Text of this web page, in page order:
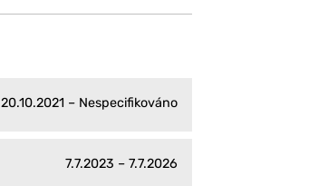
20.10.2021 – Nespecifikováno
7.7.2023 – 7.7.2026